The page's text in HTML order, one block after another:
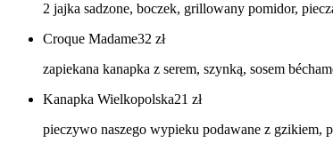
2 jajka sadzone, boczek, grillowany pomidor,
Croque Madame32 zł
zapiekana kanapka z serem, szynką, sosem
Kanapka Wielkopolska21 zł
pieczywo naszego wypieku podawane z gzikiem,